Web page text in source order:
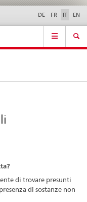
Contatto | Supporto &
aiuto
DE FR IT EN
di trovare presunti
di sostanze non